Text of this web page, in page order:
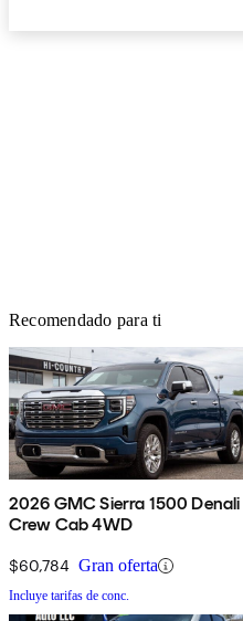
Recomendado para ti
2026 GMC Sierra 1500 Denali
Crew Cab 4WD
$60,784 Gran oferta
Incluye tarifas de conc.